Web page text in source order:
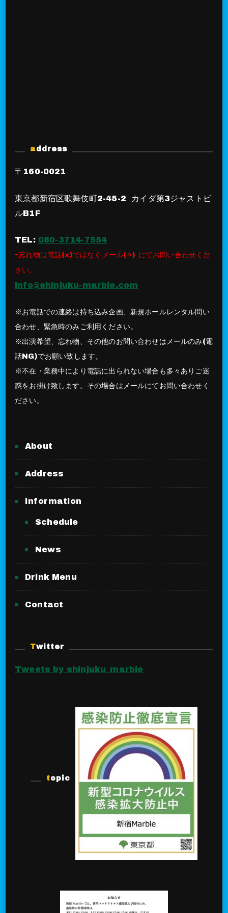
address
〒160-0021
東京都新宿区歌舞伎町2-45-2 カイダ第3ジャストビ
ルB1F
TEL: 080-3714-7554
⇨忘れ物は電話(×)ではなくメール(⚪︎) にてお問い合わせくだ
さい。
info@shinjuku-marble.com
※お電話での連絡は持ち込み企画、新規ホールレンタル問い
合わせ、緊急時のみご利用ください。
※出演希望、忘れ物、その他のお問い合わせはメールのみ(電
話NG)でお願い致します。
※不在・業務中により電話に出られない場合も多々ありご迷
惑をお掛け致します。その場合はメールにてお問い合わせく
ださい。
About
Address
Information
Schedule
News
Drink Menu
Contact
Twitter
Tweets by shinjuku_marble
topic